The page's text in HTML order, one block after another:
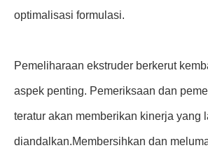
optimalisasi formulasi.
Pemeliharaan ekstruder berkerut
aspek penting. Pemeriksaan dan
teratur akan memberikan kinerja yang
diandalkan.Membersihkan dan